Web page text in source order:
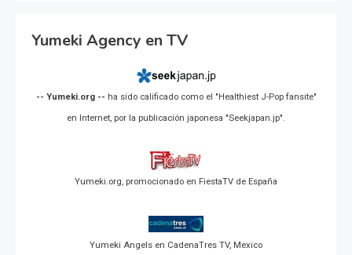
Yumeki Agency en TV
-- Yumeki.org -- ha sido calificado como el "Healthiest J-Pop fansite"
en Internet, por la publicación japonesa "Seekjapan.jp".
Yumeki.org, promocionado en FiestaTV de España
Yumeki Angels en CadenaTres TV, Mexico